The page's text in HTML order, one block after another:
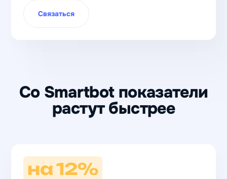
Связаться
Со Smartbot показатели
растут быстрее
на 12%